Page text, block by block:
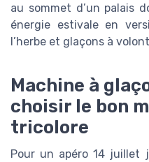
au sommet d’un palais
énergie estivale en
l’herbe et glaçons à
Machine à
choisir le bon
tricolore
Pour un apéro 14 juillet